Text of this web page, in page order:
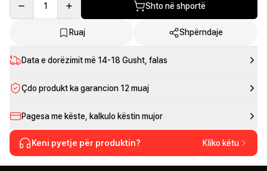
1 Shto në shportë
Ruaj Shpërndaje
Data e dorëzimit më 14-18 Gusht , falas
Çdo produkt ka garancion 12 muaj
Pagesa me këste, kalkulo këstin mujor
Keni pyetje për produktin? Kliko këtu